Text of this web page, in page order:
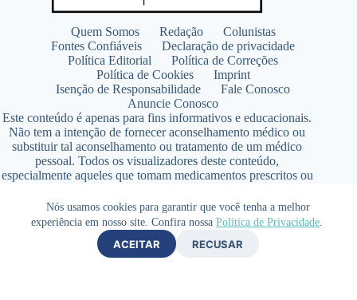
Nós usamos cookies para garantir que você tenha a melhor
experiência em nosso site. Confira nossa Política de Privacidade.
ACEITAR RECUSAR
Quem Somos Redação
Colunistas
Fontes Confiáveis
Declaração de privacidade
Política Editorial
Política de Correções
Política de Cookies
Imprint
Isenção de Responsabilidade
Fale Conosco
Anuncie Conosco
Este conteúdo é apenas para fins informativos e educacionais.
Não tem a intenção de fornecer aconselhamento médico ou
substituir tal aconselhamento ou tratamento de um médico
pessoal. Todos os visualizadores deste conteúdo,
especialmente aqueles que tomam medicamentos prescritos ou
qualquer programa de nutrição, suplementação ou estilo de
vida.
Copyright © 2026 - SaúdeLAB.com pertence ao grupo
VKCF Soluções Digitais Ltda - CNPJ n° 43.726.917/0001-80